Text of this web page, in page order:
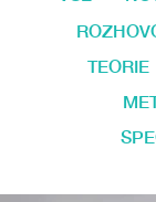
TEORIE